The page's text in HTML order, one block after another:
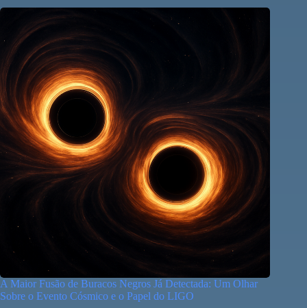
A Maior Fusão de Buracos Negros Já Detectada: Um Olhar
Sobre o Evento Cósmico e o Papel do LIGO